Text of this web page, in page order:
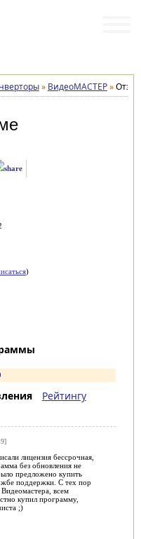
» ВидеоМАСТЕР»
)
Рейтингу
лицензия бессрочная,
без обновления не
предложено купить
поддержки. С тех пор
всем
купил программу,
;)